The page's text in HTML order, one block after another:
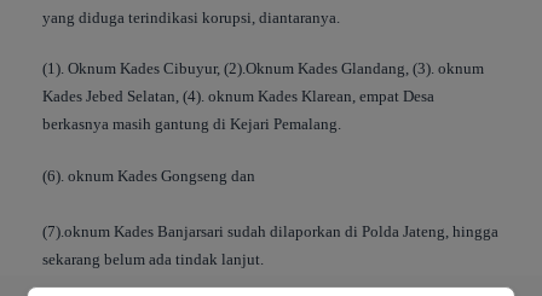
yang diduga terindikasi korupsi, diantaranya.
(1). Oknum Kades Cibuyur, (2).Oknum Kades Glandang, (3). oknum
Kades Jebed Selatan, (4). oknum Kades Klarean, empat Desa
berkasnya masih gantung di Kejari Pemalang.
(6). oknum Kades Gongseng dan
(7).oknum Kades Banjarsari sudah dilaporkan di Polda Jateng, hingga
sekarang belum ada tindak lanjut.